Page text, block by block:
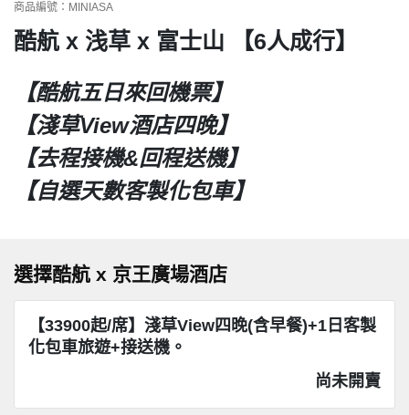
會員專區
商品編號：MINIASA
酷航 x 浅草 x 富士山 【6人成行】
【酷航五日來回機票】
【淺草View酒店四晚】
【去程接機&回程送機】
【自選天數客製化包車】
選擇酷航 x 京王廣場酒店
【33900起/席】淺草View四晚(含早餐)+1日客製
化包車旅遊+接送機。
尚未開賣